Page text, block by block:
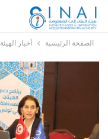
الصفحة الرئيسية أخبار الهيئة